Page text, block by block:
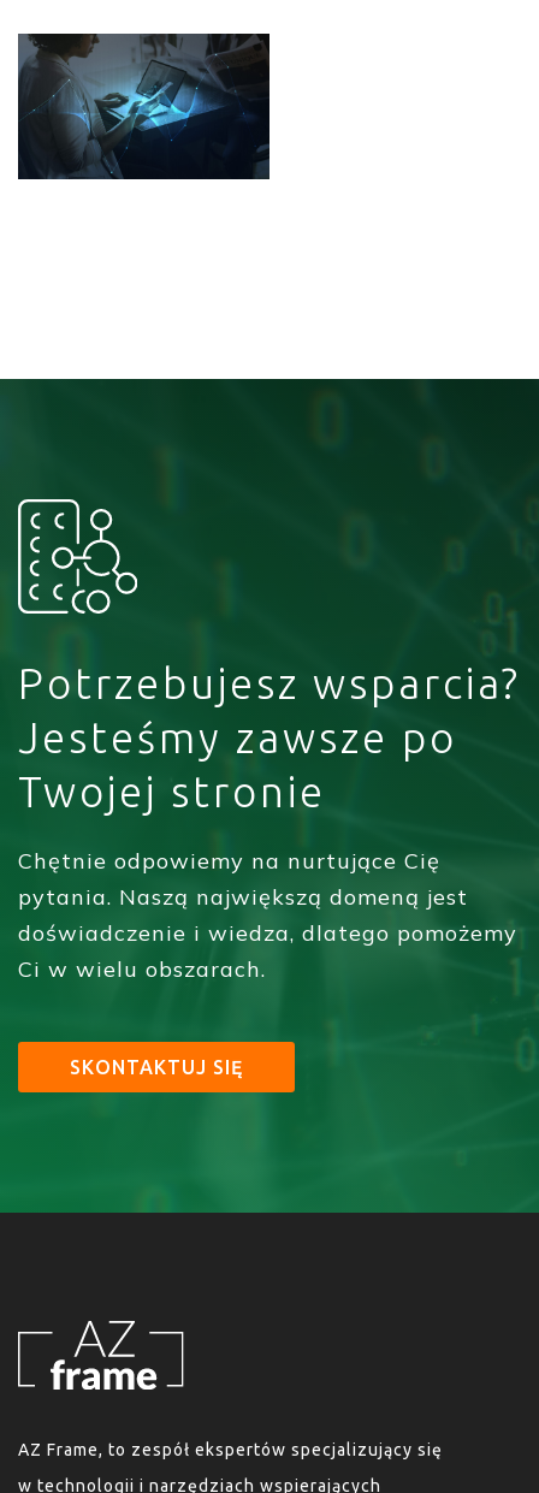
Potrzebujesz wsparcia?
Jesteśmy zawsze po
Twojej stronie
Chętnie odpowiemy na nurtujące Cię
pytania. Naszą największą domeną jest
doświadczenie i wiedza, dlatego pomożemy
Ci w wielu obszarach.
SKONTAKTUJ SIĘ
AZ Frame, to zespół ekspertów specjalizujący się
w technologii i narzędziach wspierających